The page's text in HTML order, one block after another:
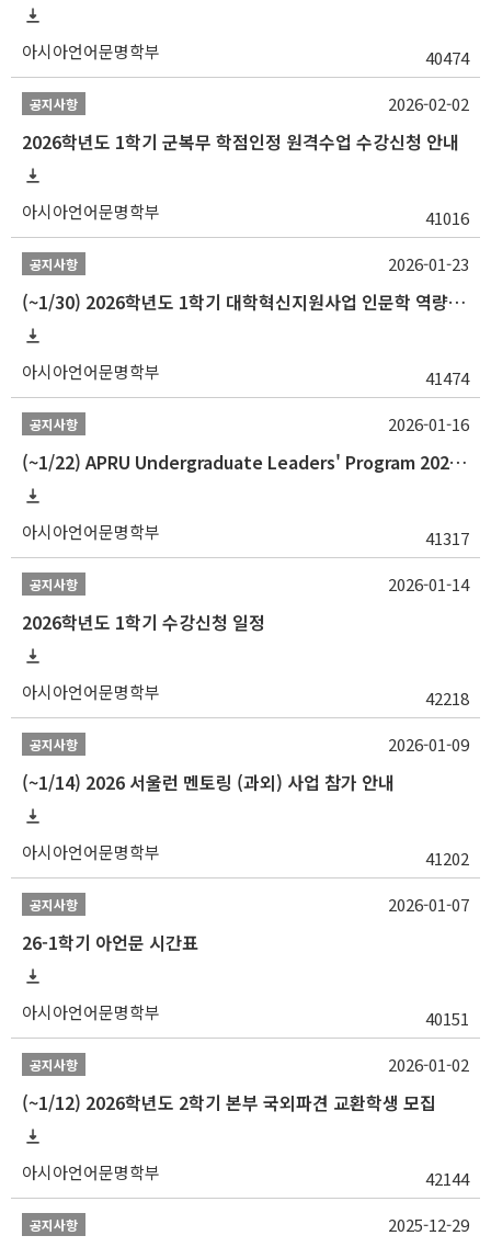
아시아언어문명학부 40474
공지사항
2026학년도 1학기 군복무 학점인정 원격수업 수강신청 안내
아시아언어문명학부 41016
2026-02-02
공지사항
(~1/30) 2026학년도 1학기 대학혁신지원사업 인문학 역량강화 학업지원금 지원 선발 안내(학·석·박사)
아시아언어문명학부 41474
2026-01-23
공지사항
(~1/22) APRU Undergraduate Leaders' Program 2026 프로그램 참가자 모집
아시아언어문명학부 41317
2026-01-16
공지사항
2026학년도 1학기 수강신청 일정
아시아언어문명학부 42218
2026-01-14
공지사항
(~1/14) 2026 서울런 멘토링 (과외) 사업 참가 안내
아시아언어문명학부 41202
2026-01-09
공지사항
26-1학기 아언문 시간표
아시아언어문명학부 40151
2026-01-07
공지사항
(~1/12) 2026학년도 2학기 본부 국외파견 교환학생 모집
아시아언어문명학부 42144
2026-01-02
공지사항 2025-12-29